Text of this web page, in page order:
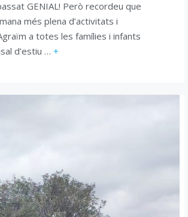
GENIAL! Però recordeu que
més plena d’activitats i
a totes les famílies i infants
d’estiu … +